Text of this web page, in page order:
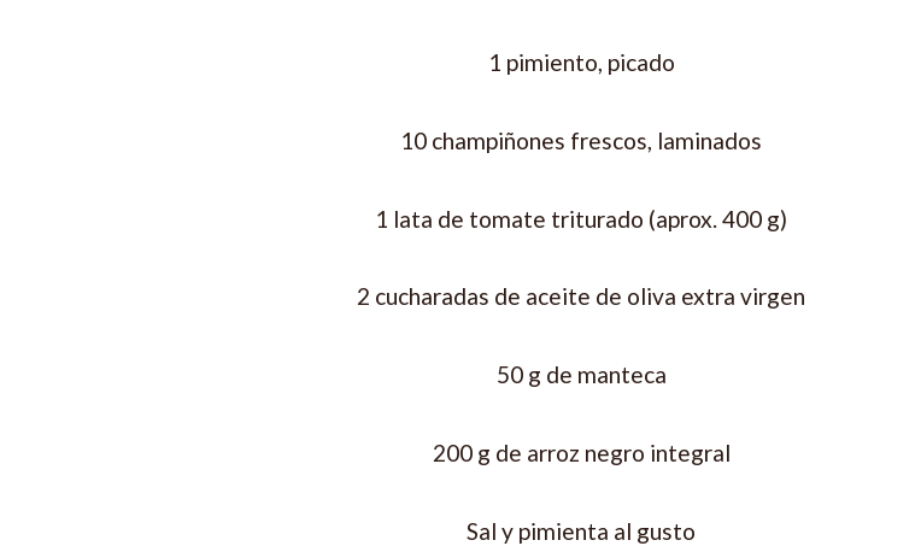
1 pimiento, picado
10 champiñones frescos, laminados
1 lata de tomate triturado (aprox. 400 g)
2 cucharadas de aceite de oliva extra virgen
50 g de manteca
200 g de arroz negro integral
Sal y pimienta al gusto